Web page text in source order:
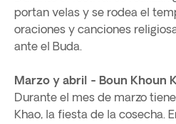
portan velas y se rodea el
oraciones y canciones
ante el Buda.
Marzo y abril - Boun Khoun
Durante el mes de marzo
Khao, la fiesta de la cosecha.